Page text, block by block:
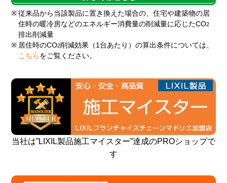
※ 従来品から当該製品に置き換えた場合の、住宅や建築物の居
住時の暖冷房などのエネルギー消費量の削減量に応じたCO2
排出削減量
※ 居住時のCO2削減効果（1台あたり）の算出条件については、
こちら をご覧ください。
当社は”LIXIL製品施工マイスター”達成のPROショップで
す